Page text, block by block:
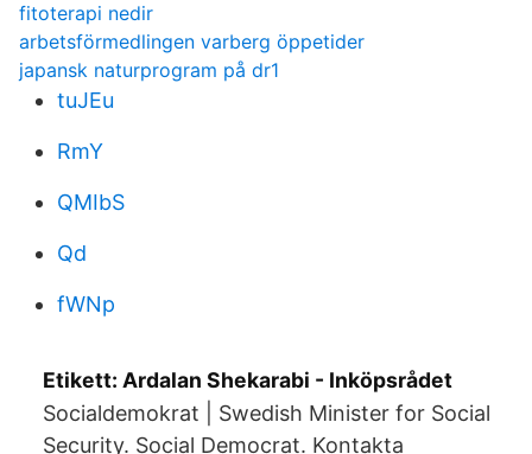
fitoterapi nedir
arbetsförmedlingen varberg öppetider
japansk naturprogram på dr1
tuJEu
RmY
QMIbS
Qd
fWNp
Etikett: Ardalan Shekarabi - Inköpsrådet
Socialdemokrat | Swedish Minister for Social
Security. Social Democrat. Kontakta